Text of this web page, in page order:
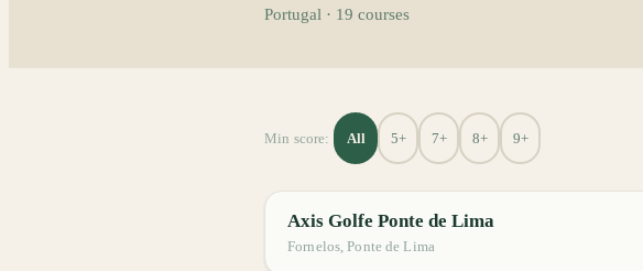
Portugal · 19 courses
Min score: All 5+ 7+ 8+ 9+
Axis Golfe Ponte de Lima
Fornelos, Ponte de Lima